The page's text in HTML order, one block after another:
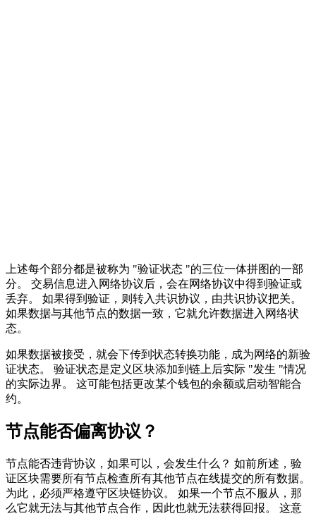
上述每个部分都是被称为 "验证状态 "的三位一体拼图的一部
分。 交易信息进入网络协议后，会在网络协议中得到验证或
丢弃。 如果得到验证，则转入共识协议，由共识协议把关。
如果数据与其他节点的数据一致，它就允许数据进入网络状
态。
如果数据被接受，就会下传到状态转换功能，成为网络的新验
证状态。 验证状态是定义区块添加到链上后实际 "发生 "情况
的实际边界。 这可能包括更改某个钱包的余额或启动智能合
约。
节点能否偏离协议？
节点能否违背协议，如果可以，会发生什么？ 如前所述，验
证区块需要所有节点检查所有其他节点在线提交的所有数据。
为此，必须严格遵守区块链协议。 如果一个节点不服从，那
么它就无法与其他节点合作，因此也就无法获得回报。 这意